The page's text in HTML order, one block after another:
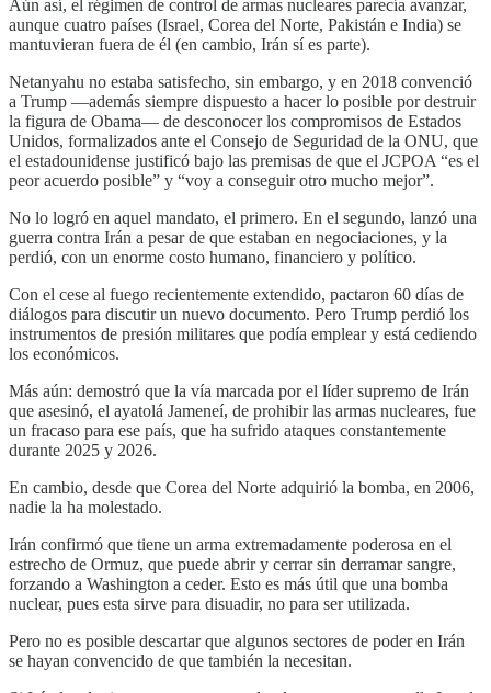
Aún así, el régimen de control de armas nucleares parecía avanzar,
aunque cuatro países (Israel, Corea del Norte, Pakistán e India) se
mantuvieran fuera de él (en cambio, Irán sí es parte).
Netanyahu no estaba satisfecho, sin embargo, y en 2018 convenció
a Trump —además siempre dispuesto a hacer lo posible por destruir
la figura de Obama— de desconocer los compromisos de Estados
Unidos, formalizados ante el Consejo de Seguridad de la ONU, que
el estadounidense justificó bajo las premisas de que el JCPOA “es el
peor acuerdo posible” y “voy a conseguir otro mucho mejor”.
No lo logró en aquel mandato, el primero. En el segundo, lanzó una
guerra contra Irán a pesar de que estaban en negociaciones, y la
perdió, con un enorme costo humano, financiero y político.
Con el cese al fuego recientemente extendido, pactaron 60 días de
diálogos para discutir un nuevo documento. Pero Trump perdió los
instrumentos de presión militares que podía emplear y está cediendo
los económicos.
Más aún: demostró que la vía marcada por el líder supremo de Irán
que asesinó, el ayatolá Jameneí, de prohibir las armas nucleares, fue
un fracaso para ese país, que ha sufrido ataques constantemente
durante 2025 y 2026.
En cambio, desde que Corea del Norte adquirió la bomba, en 2006,
nadie la ha molestado.
Irán confirmó que tiene un arma extremadamente poderosa en el
estrecho de Ormuz, que puede abrir y cerrar sin derramar sangre,
forzando a Washington a ceder. Esto es más útil que una bomba
nuclear, pues esta sirve para disuadir, no para ser utilizada.
Pero no es posible descartar que algunos sectores de poder en Irán
se hayan convencido de que también la necesitan.